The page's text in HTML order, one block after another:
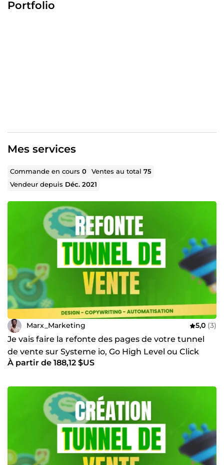
des stratégies digitales :
votre marché et à vos objectifs. Pas de solutions « clé
Un Suivi Personnalisé : Vous êtes accompagné à
Résultats Garantis : Ma mission est simple : vous
apporter des résultats mesurables, et rapidement.
Prêt à faire passer votre business au niveau supérieur ?
Contactez-moi, et construisons ensemble votre succès
Portfolio
Mes services
Commande en cours0 Ventes au total75
Vendeur depuis Déc. 2021
Marx_Marketing 5,0 (3)
Je vais faire la refonte des pages de votre tunnel
de vente sur Systeme io, Go High Level ou Click
Funnel
À partir de 188,12 $US